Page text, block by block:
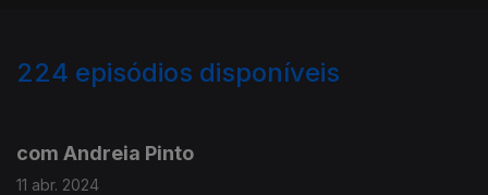
224 episódios disponíveis
com Andreia Pinto
11 abr. 2024